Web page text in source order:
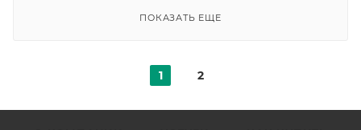
ПОКАЗАТЬ ЕЩЕ
1 2